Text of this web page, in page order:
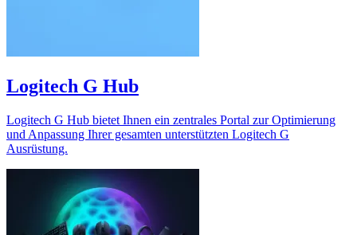
Logitech G Hub
Logitech G Hub bietet Ihnen ein zentrales Portal zur Optimierung
und Anpassung Ihrer gesamten unterstützten Logitech G
Ausrüstung.